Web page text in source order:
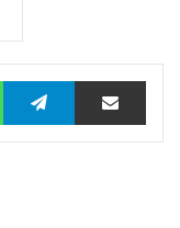
WhatsAppTelegramTeilen via E-Mail